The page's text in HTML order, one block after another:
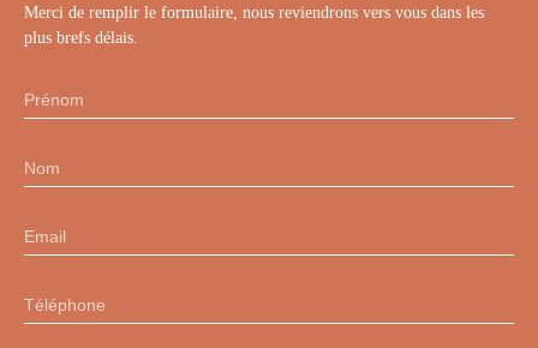
Merci de remplir le formulaire, nous reviendrons vers vous dans les
plus brefs délais.
Prénom
Nom
Email
Téléphone